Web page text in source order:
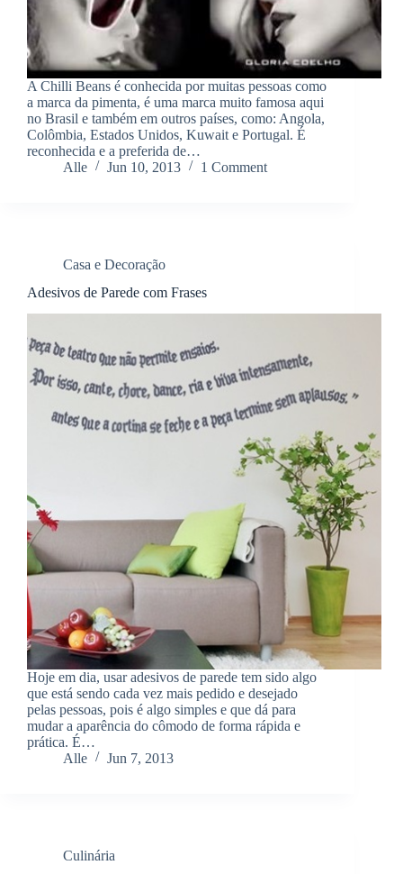
A Chilli Beans é conhecida por muitas pessoas como
a marca da pimenta, é uma marca muito famosa aqui
no Brasil e também em outros países, como: Angola,
Colômbia, Estados Unidos, Kuwait e Portugal. É
reconhecida e a preferida de…
Alle
Jun 10, 2013 1 Comment
Casa e Decoração
Adesivos de Parede com Frases
Hoje em dia, usar adesivos de parede tem sido algo
que está sendo cada vez mais pedido e desejado
pelas pessoas, pois é algo simples e que dá para
mudar a aparência do cômodo de forma rápida e
prática. É…
Alle
Jun 7, 2013
Culinária